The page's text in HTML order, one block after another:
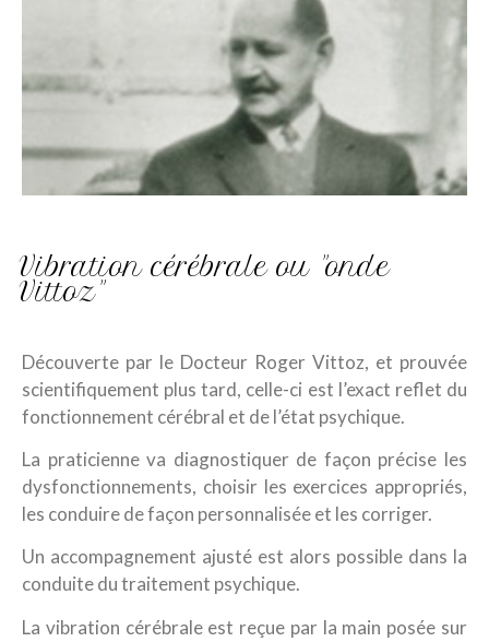
Vibration cérébrale ou "onde
Vittoz"
Découverte par le Docteur Roger Vittoz, et prouvée
scientifiquement plus tard, celle-ci est l’exact reflet du
fonctionnement cérébral et de l’état psychique.
La praticienne va diagnostiquer de façon précise les
dysfonctionnements, choisir les exercices appropriés,
les conduire de façon personnalisée et les corriger.
Un accompagnement ajusté est alors possible dans la
conduite du traitement psychique.
La vibration cérébrale est reçue par la main posée sur